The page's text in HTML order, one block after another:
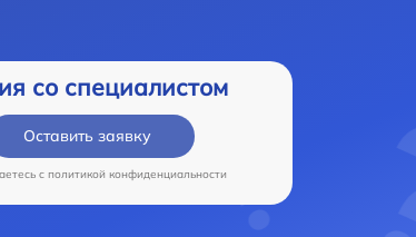
со специалистом
Оставить заявку
c политикой конфиденциальности